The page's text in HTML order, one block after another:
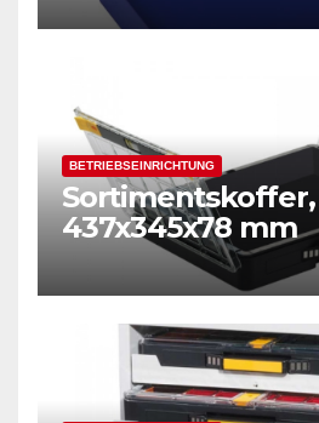
BETRIEBSEINRICHTUNG
Sortimentskoffer,
437x345x78 mm